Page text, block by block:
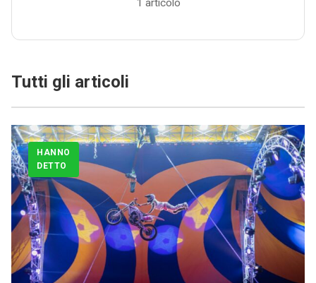
Calciomercato
Serie A
CLASSIFICA
Serie B
CLASSIFICA SERIE B
Contatti
1 articolo
Tutti gli articoli
HANNO
DETTO